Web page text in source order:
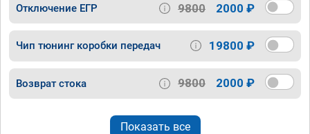
Отключение ЕГР 9800 2000 ₽
Чип тюнинг коробки передач 19800 ₽
Возврат стока 9800 2000 ₽
Показать все